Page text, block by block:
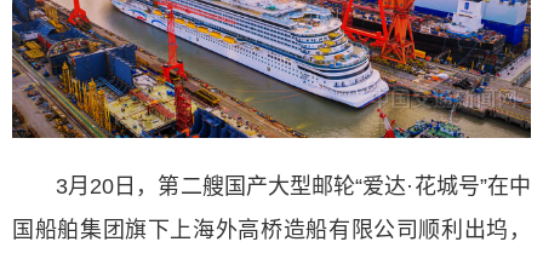
3月20日，第二艘国产大型邮轮“爱达·花城号”在中
国船舶集团旗下上海外高桥造船有限公司顺利出坞，